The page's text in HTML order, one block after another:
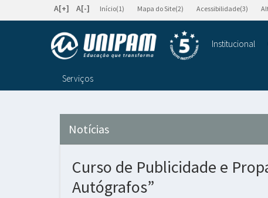
A[+] A[-] Início(1) Mapa do Site(2) Acessibilidade(3)
Institucional
Serviços
Notícias
Curso de Publicidade e
Autógrafos”